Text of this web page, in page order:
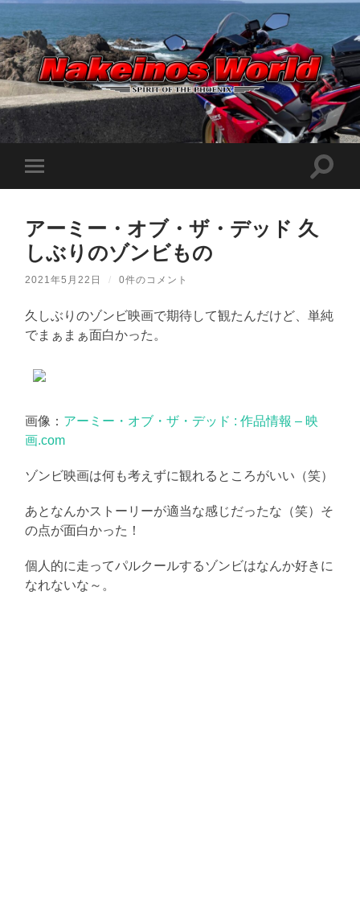
Nakeinos
world
ノ
ー
ル
ド
|
味
日
記
ロ
グ
バ
メ
ュ
を
り
替
え
る
検
え
る
アーミー・オブ・ザ・デッド 久
しぶりのゾンビもの
2021年5月22日 / 0件のコメント
久しぶりのゾンビ映画で期待して観たんだけど、単純
でまぁまぁ面白かった。
画像： アーミー・オブ・ザ・デッド : 作品情報 – 映
画.com
ゾンビ映画は何も考えずに観れるところがいい（笑）
あとなんかストーリーが適当な感じだったな（笑）そ
の点が面白かった！
個人的に走ってパルクールするゾンビはなんか好きに
なれないな～。